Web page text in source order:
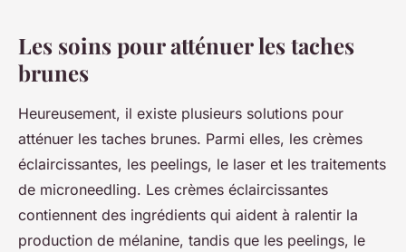
Les soins pour atténuer les taches
brunes
Heureusement, il existe plusieurs solutions pour
atténuer les taches brunes. Parmi elles, les crèmes
éclaircissantes, les peelings, le laser et les traitements
de microneedling. Les crèmes éclaircissantes
contiennent des ingrédients qui aident à ralentir la
production de mélanine, tandis que les peelings, le